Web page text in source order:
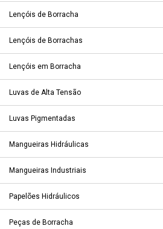
Lençóis de Borracha
Lençóis de Borrachas
Lençóis em Borracha
Luvas de Alta Tensão
Luvas Pigmentadas
Mangueiras Hidráulicas
Mangueiras Industriais
Papelões Hidráulicos
Peças de Borracha